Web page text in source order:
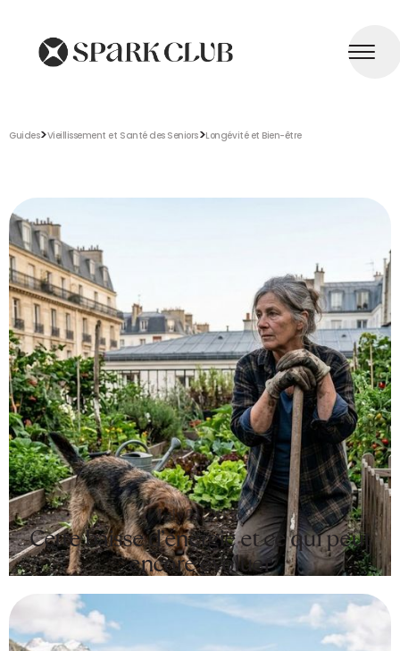
Guides>Vieillissement et Santé des Seniors>Longévité et Bien-être
July 24, 2026
Cette baisse d’énergie et ce qui peut
encore évoluer